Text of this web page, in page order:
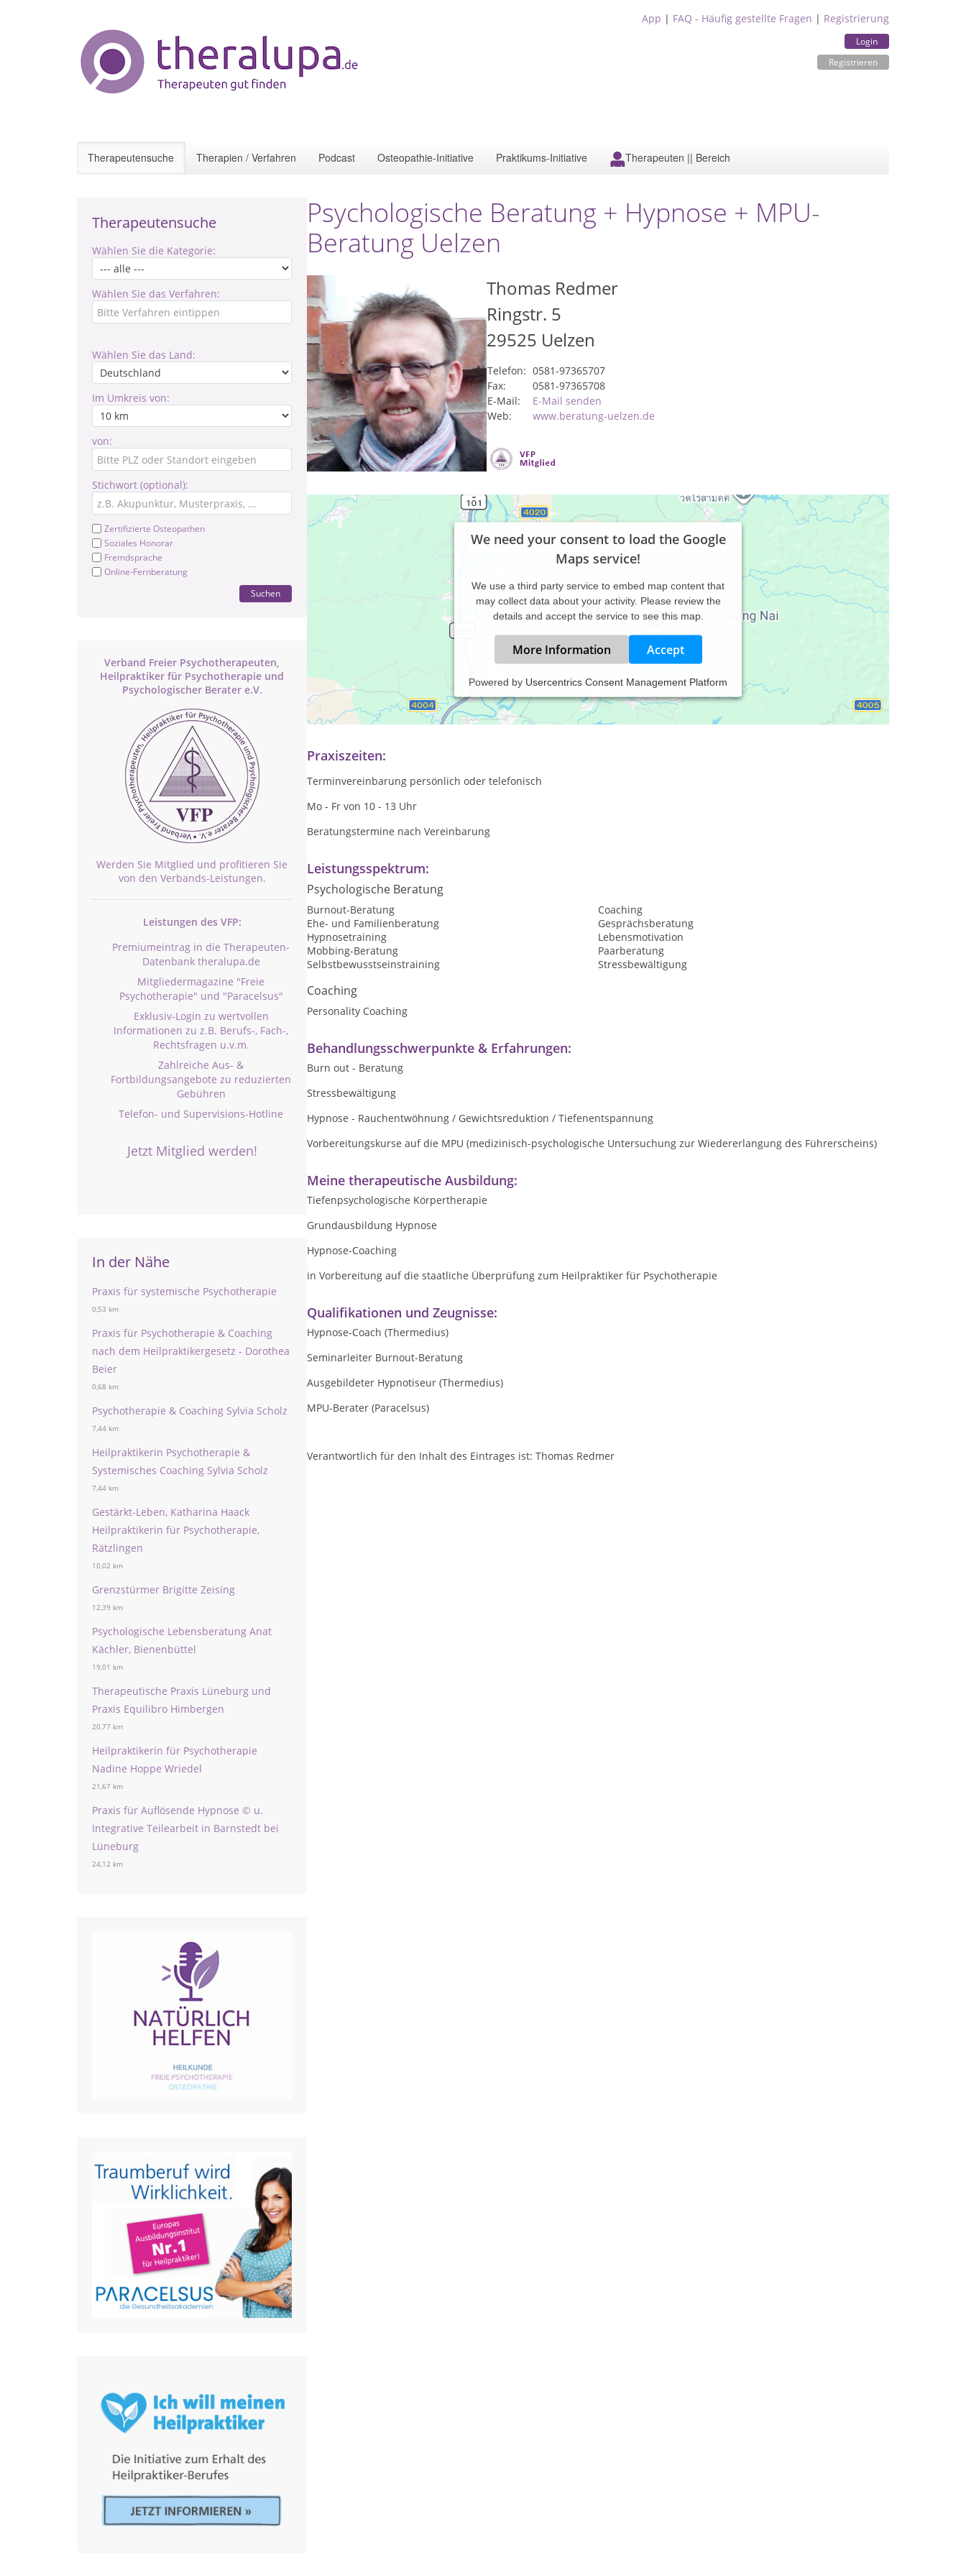
App | FAQ - Häufig gestellte Fragen | Registrierung
Login
Registrieren
Therapeutensuche Therapien / Verfahren Podcast Osteopathie-Initiative Praktikums-Initiative Therapeuten || Bereich
Therapeutensuche
Wählen Sie die Kategorie:
Wählen Sie das Verfahren:
Wählen Sie das Land:
Im Umkreis von:
von:
Stichwort (optional):
Zertifizierte Osteopathen
Soziales Honorar
Fremdsprache
Online-Fernberatung
Suchen
Verband Freier Psychotherapeuten,
Heilpraktiker für Psychotherapie und
Psychologischer Berater e.V.
Werden Sie Mitglied und profitieren Sie
von den Verbands-Leistungen.
Leistungen des VFP:
Premiumeintrag in die Therapeuten-
Datenbank theralupa.de
Mitgliedermagazine "Freie
Psychotherapie" und "Paracelsus"
Exklusiv-Login zu wertvollen
Informationen zu z.B. Berufs-, Fach-,
Rechtsfragen u.v.m.
Zahlreiche Aus- &
Fortbildungsangebote zu reduzierten
Gebühren
Telefon- und Supervisions-Hotline
Jetzt Mitglied werden!
In der Nähe
Praxis für systemische Psychotherapie
0,53 km
Praxis für Psychotherapie & Coaching
nach dem Heilpraktikergesetz - Dorothea
Beier
0,68 km
Psychotherapie & Coaching Sylvia Scholz
7,44 km
Heilpraktikerin Psychotherapie &
Systemisches Coaching Sylvia Scholz
7,44 km
Gestärkt-Leben, Katharina Haack
Heilpraktikerin für Psychotherapie,
Rätzlingen
10,02 km
Grenzstürmer Brigitte Zeising
12,39 km
Psychologische Lebensberatung Anat
Kächler, Bienenbüttel
19,01 km
Therapeutische Praxis Lüneburg und
Praxis Equilibro Himbergen
20,77 km
Heilpraktikerin für Psychotherapie
Nadine Hoppe Wriedel
21,67 km
Praxis für Auflösende Hypnose © u.
Integrative Teilearbeit in Barnstedt bei
Lüneburg
24,12 km
Psychologische Beratung + Hypnose + MPU-
Beratung Uelzen
Thomas Redmer
Ringstr. 5
29525 Uelzen
Telefon: 0581-97365707
Fax:
0581-97365708
E-Mail:
E-Mail senden
Web:
www.beratung-uelzen.de
We need your consent to load the Google
Maps service!
We use a third party service to embed map content that
may collect data about your activity. Please review the
details and accept the service to see this map.
More Information Accept
Powered by Usercentrics Consent Management Platform
Praxis für Psychologische Beratung + Hypnose
MPU-Vorbereitung
Praxiszeiten:
Terminvereinbarung persönlich oder telefonisch
Mo - Fr von 10 - 13 Uhr
Beratungstermine nach Vereinbarung
Leistungsspektrum:
Psychologische Beratung
Burnout-Beratung
Coaching
Ehe- und Familienberatung
Gesprächsberatung
Hypnosetraining
Lebensmotivation
Mobbing-Beratung
Paarberatung
Selbstbewusstseinstraining
Stressbewältigung
Coaching
Personality Coaching
Behandlungsschwerpunkte & Erfahrungen:
Burn out - Beratung
Stressbewältigung
Hypnose - Rauchentwöhnung / Gewichtsreduktion / Tiefenentspannung
Vorbereitungskurse auf die MPU (medizinisch-psychologische Untersuchung zur Wiedererlangung des Führerscheins)
Meine therapeutische Ausbildung:
Tiefenpsychologische Körpertherapie
Grundausbildung Hypnose
Hypnose-Coaching
in Vorbereitung auf die staatliche Überprüfung zum Heilpraktiker für Psychotherapie
Qualifikationen und Zeugnisse:
Hypnose-Coach (Thermedius)
Seminarleiter Burnout-Beratung
Ausgebildeter Hypnotiseur (Thermedius)
MPU-Berater (Paracelsus)
Verantwortlich für den Inhalt des Eintrages ist: Thomas Redmer